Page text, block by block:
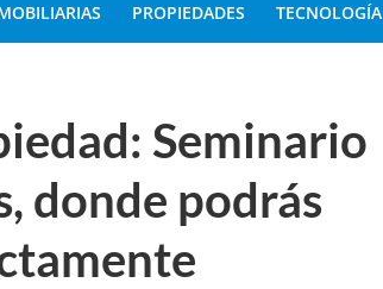
PROPIEDADES TECNOLOGÍA
Seminario
donde podrás